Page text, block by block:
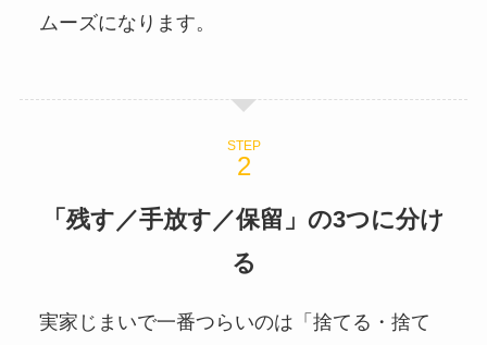
ムーズになります。
STEP
「残す／手放す／保留」の3つに分け
る
実家じまいで一番つらいのは「捨てる・捨て